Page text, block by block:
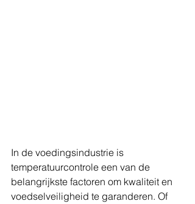
In de voedingsindustrie is
temperatuurcontrole een van de
belangrijkste factoren om kwaliteit en
voedselveiligheid te garanderen. Of